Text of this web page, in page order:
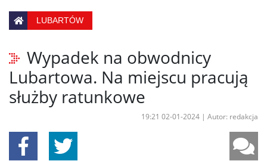
LUBARTÓW
Wypadek na obwodnicy
Lubartowa. Na miejscu pracują
służby ratunkowe
19:21 02-01-2024 | Autor: redakcja